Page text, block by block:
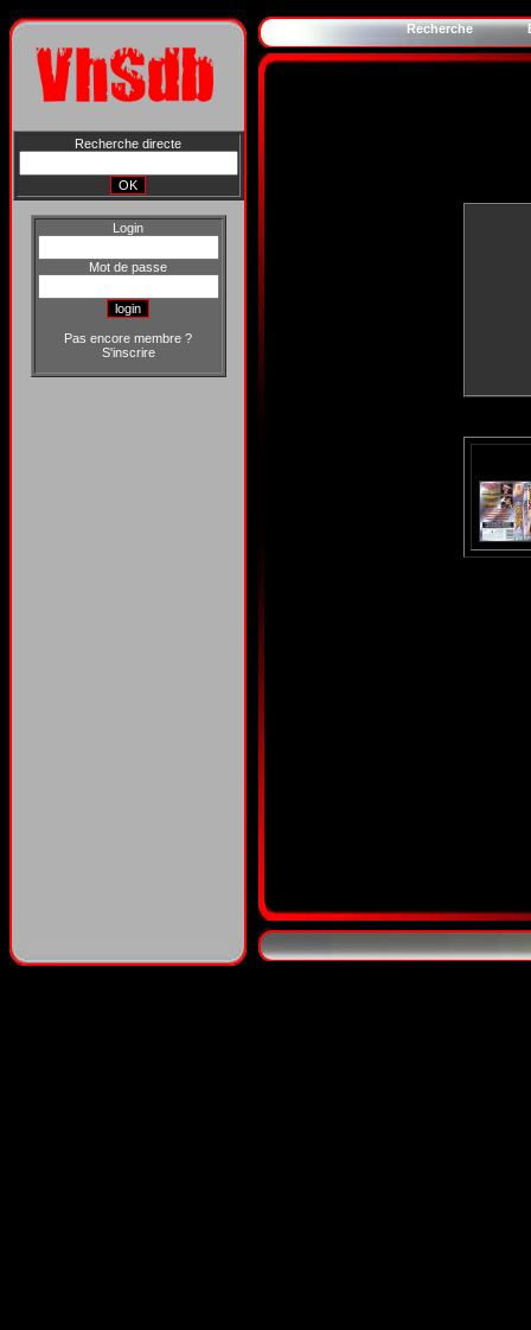
Recherche directe
Login
Mot de passe
Pas encore membre ?
S'inscrire
Recherche